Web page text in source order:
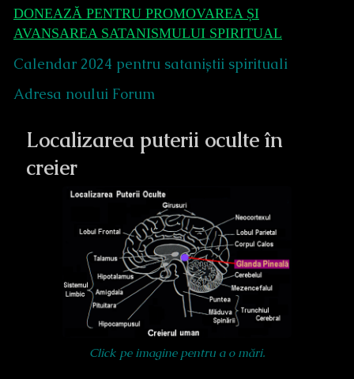
DONEAZĂ PENTRU PROMOVAREA ȘI
AVANSAREA SATANISMULUI SPIRITUAL
Calendar 2024 pentru sataniștii spirituali
Adresa noului Forum
Localizarea puterii oculte în
creier
Click pe imagine pentru a o mări.